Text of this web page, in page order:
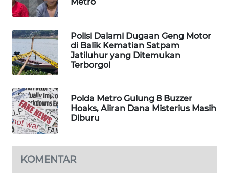
Metro
Polisi Dalami Dugaan Geng Motor
di Balik Kematian Satpam
Jatiluhur yang Ditemukan
Terborgol
Polda Metro Gulung 8 Buzzer
Hoaks, Aliran Dana Misterius Masih
Diburu
KOMENTAR
PERSONA
WAHANA
OTOMOTIF
WAHANA
HEALTH
WAHANA
DESA
WISATA